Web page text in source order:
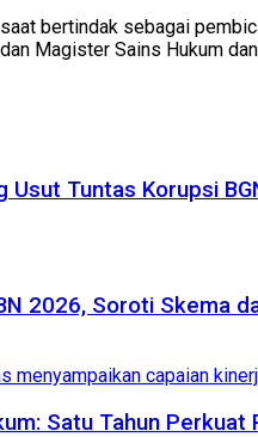
bertindak sebagai
Magister Sains Hukum
Usut Tuntas Korupsi
2026, Soroti Skema
Satu Tahun